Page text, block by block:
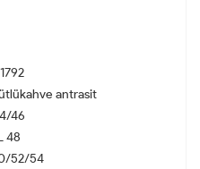
antrasit
46
48
52/54